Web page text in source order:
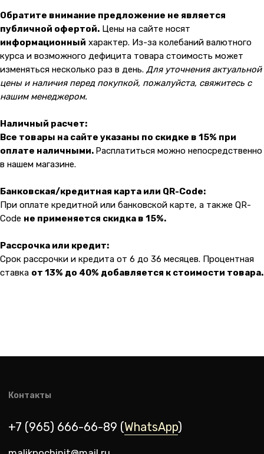
Обратите внимание предложение не является
публичной офертой. Цены на сайте носят
информационный характер. Из-за колебаний валютного
курса и возможного дефицита товара стоимость может
изменяться несколько раз в день. Для уточнения актуальной
цены и наличия перед покупкой, пожалуйста, свяжитесь с
нашим менеджером.
Наличный расчет:
Все товары на сайте указаны по скидке в 15% при
оплате наличными. Расплатиться можно непосредственно
в нашем магазине.
Банковская/кредитная карта или QR-Code:
При оплате кредитной или банковской карте, а также QR-
Code не применяется скидка в 15%.
Рассрочка или кредит:
Срок рассрочки и кредита от 6 до 36 месяцев. Процентная
ставка от 13% до 40% добавляется к стоимости товара.